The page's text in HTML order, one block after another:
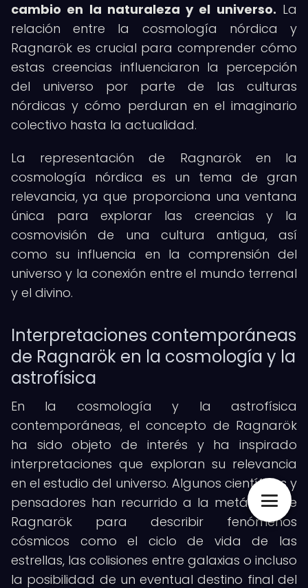
cambio en la naturaleza y el universo. La
relación entre la cosmología nórdica y
Ragnarök es crucial para comprender cómo
estas creencias influenciaron la percepción
del universo por parte de las culturas
nórdicas y cómo perduran en el imaginario
colectivo hasta la actualidad.
La representación de Ragnarök en la
cosmología nórdica es un tema de gran
relevancia, ya que proporciona una ventana
única para explorar las creencias y la
cosmovisión de una cultura antigua, así
como su influencia en la comprensión del
universo y la conexión entre el mundo terrenal
y el divino.
Interpretaciones contemporáneas
de Ragnarök en la cosmología y la
astrofísica
En la cosmología y la astrofísica
contemporáneas, el concepto de Ragnarök
ha sido objeto de interés y ha inspirado
interpretaciones que exploran su relevancia
en el estudio del universo. Algunos científicos y
pensadores han recurrido a la metáfora de
Ragnarök para describir fenómenos
cósmicos como el ciclo de vida de las
estrellas, las colisiones entre galaxias o incluso
la posibilidad de un eventual destino final del